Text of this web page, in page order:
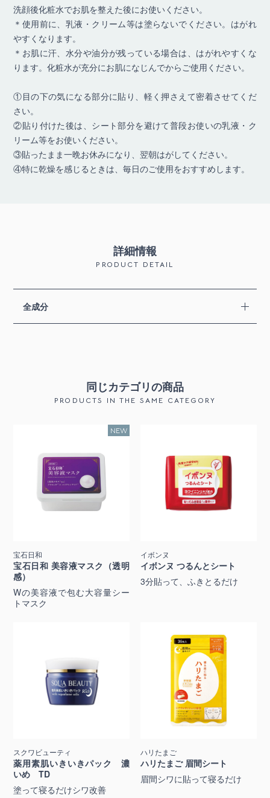
洗顔後化粧水でお肌を整えた後にお使いください。
＊使用前に、乳液・クリーム等は塗らないでください。はがれ
やすくなります。
＊お肌に汗、水分や油分が残っている場合は、はがれやすくな
ります。化粧水が充分にお肌になじんでからご使用ください。
①目の下の気になる部分に貼り、軽く押さえて密着させてくだ
さい。
②貼り付けた後は、シート部分を避けて普段お使いの乳液・ク
リーム等をお使いください。
③貼ったまま一晩お休みになり、翌朝はがしてください。
④特に乾燥を感じるときは、毎日のご使用をおすすめします。
詳細情報
PRODUCT DETAIL
全成分
同じカテゴリの商品
PRODUCTS IN THE SAME CATEGORY
宝石日和
宝石日和 美容液マスク（透明
感）
Wの美容液で包む大容量シー
トマスク
イボンヌ
イボンヌ つるんとシート
3分貼って、ふきとるだけ
スクワビューティ
薬用素肌いきいきパック 濃
いめ TD
塗って寝るだけシワ改善
ハリたまご
ハリたまご 眉間シート
眉間シワに貼って寝るだけ